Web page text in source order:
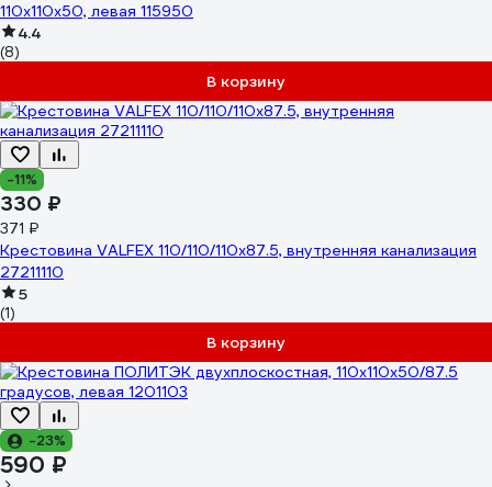
110х110х50, левая 115950
4.4
(8)
В корзину
-11%
330 ₽
371 ₽
Крестовина VALFEX 110/110/110x87.5, внутренняя канализация
27211110
5
(1)
В корзину
-23%
590 ₽